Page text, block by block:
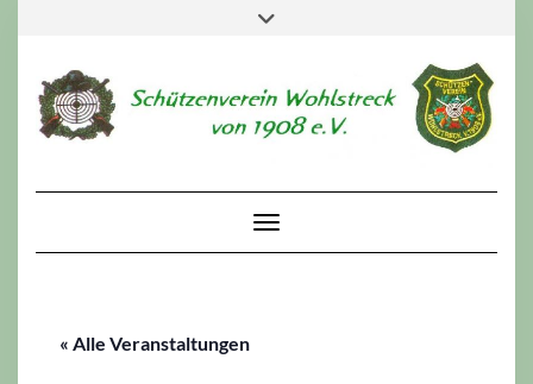
Toggle Navigation
« Alle Veranstaltungen